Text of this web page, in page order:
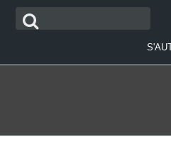
Aller
Recherche